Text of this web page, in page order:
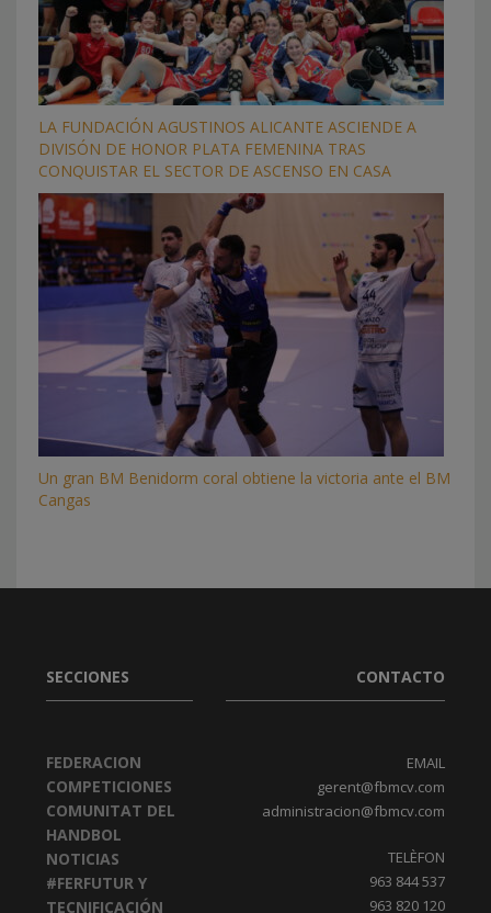
LA FUNDACIÓN AGUSTINOS ALICANTE ASCIENDE A
DIVISÓN DE HONOR PLATA FEMENINA TRAS
CONQUISTAR EL SECTOR DE ASCENSO EN CASA
Un gran BM Benidorm coral obtiene la victoria ante el BM
Cangas
SECCIONES
FEDERACION
COMPETICIONES
COMUNITAT DEL
HANDBOL
NOTICIAS
#FERFUTUR Y
TECNIFICACIÓN
CONTACTO
EMAIL
gerent@fbmcv.com
administracion@fbmcv.com
TELÈFON
963 844 537
963 820 120